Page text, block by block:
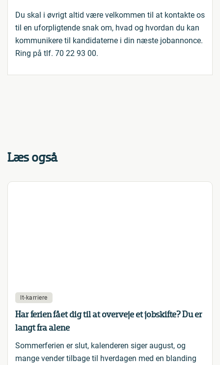
Du skal i øvrigt altid være velkommen til at kontakte os
til en uforpligtende snak om, hvad og hvordan du kan
kommunikere til kandidaterne i din næste jobannonce.
Ring på tlf. 70 22 93 00.
Læs også
It-karriere
Har ferien fået dig til at overveje et jobskifte? Du er
langt fra alene
Sommerferien er slut, kalenderen siger august, og
mange vender tilbage til hverdagen med en blanding